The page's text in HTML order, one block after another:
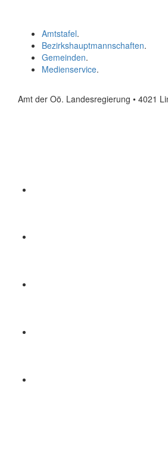
Amtstafel.
Bezirkshauptmannschaften.
Gemeinden.
Medienservice.
Amt der Oö. Landesregierung • 4021